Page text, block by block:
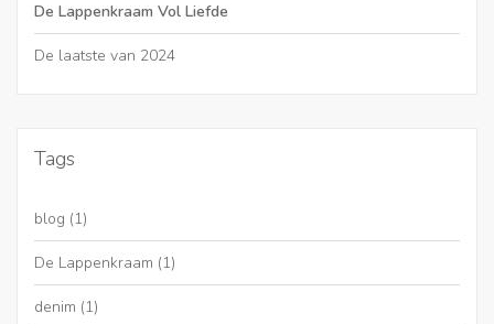
De Lappenkraam Vol Liefde
De laatste van 2024
Tags
blog (1)
De Lappenkraam (1)
denim (1)